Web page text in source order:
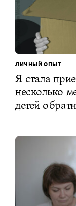
ЛИЧНЫЙ ОПЫТ
Я стала
несколько
детей